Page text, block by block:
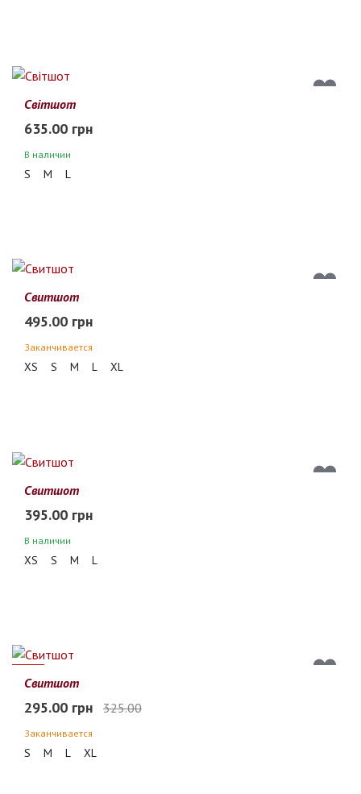
Світшот
635.00 грн
В наличии
S M L
Свитшот
495.00 грн
Заканчивается
XS S M L XL
Свитшот
395.00 грн
В наличии
XS S M L
9%
Свитшот
295.00 грн 325.00
Заканчивается
S M L XL